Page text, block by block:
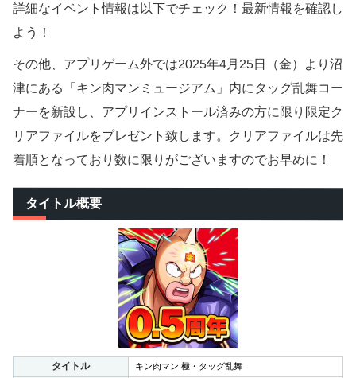
詳細なイベント情報は以下でチェック！最新情報を確認し
よう！
その他、アプリゲーム外では2025年4月25日（金）より沼
津にある「キン肉マンミュージアム」内にタッグ乱舞コー
ナーを新設し、アプリインストール済みの方に限り限定ク
リアファイルをプレゼント致します。クリアファイルは先
着順となっており数に限りがございますのでお早めに！
タイトル概要
タイトル キン肉マン 極・タッグ乱舞